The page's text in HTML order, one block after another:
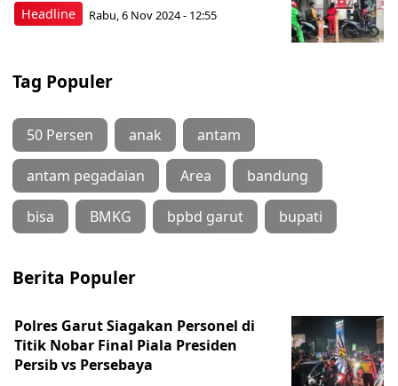
Headline Rabu, 6 Nov 2024 - 12:55
Tag Populer
50 Persen anak antam
antam pegadaian Area bandung
bisa BMKG bpbd garut bupati
Berita Populer
Polres Garut Siagakan Personel di
Titik Nobar Final Piala Presiden
Persib vs Persebaya